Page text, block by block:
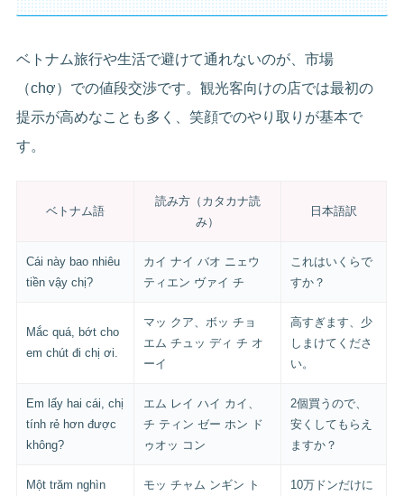
ベトナム旅行や生活で避けて通れないのが、市場
（chợ）での値段交渉です。観光客向けの店では最初の
提示が高めなことも多く、笑顔でのやり取りが基本で
す。
ベトナム語
読み方（カタカナ読
み）
日本語訳
Cái này bao nhiêu
tiền vậy chị?
カイ ナイ バオ ニェウ
ティエン ヴァイ チ
これはいくらで
すか？
Mắc quá, bớt cho
em chút đi chị ơi.
マッ クア、ボッ チョ
エム チュッ ディ チ オ
ーイ
高すぎます、少
しまけてくださ
い。
Em lấy hai cái, chị
tính rẻ hơn được
không?
エム レイ ハイ カイ、
チ ティン ゼー ホン ド
ゥオッ コン
2個買うので、
安くしてもらえ
ますか？
Một trăm nghìn
モッ チャム ンギン ト
10万ドンだけに